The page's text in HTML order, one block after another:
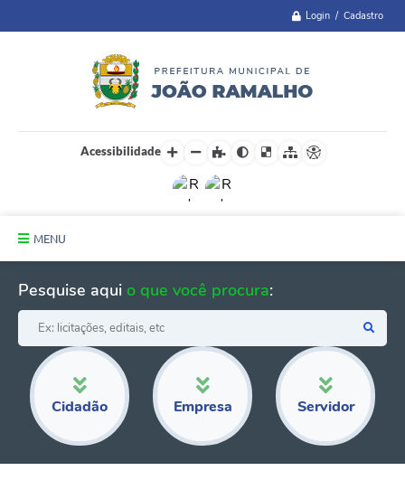
Login / Cadastro
Acessibilidade
MENU
A Cidade
Administração
Telefones Úteis
Educação
Pesquise aqui o que você procura:
Cidadão Empresa Servidor